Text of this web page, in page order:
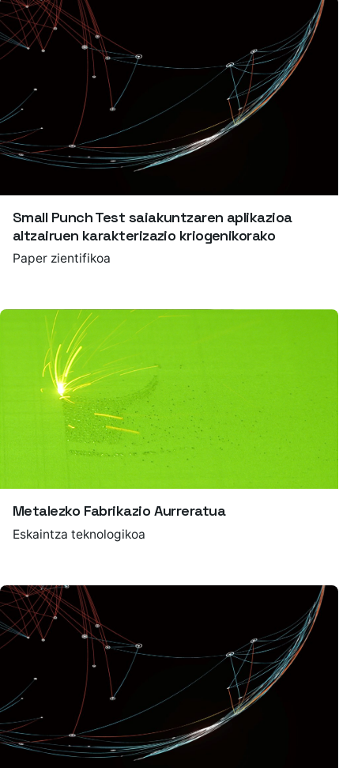
Small Punch Test saiakuntzaren aplikazioa
altzairuen karakterizazio kriogenikorako
Paper zientifikoa
Metalezko Fabrikazio Aurreratua
Eskaintza teknologikoa